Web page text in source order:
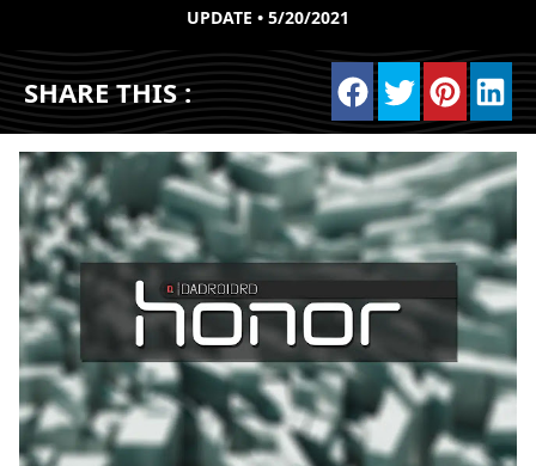
UPDATE • 5/20/2021
SHARE THIS :